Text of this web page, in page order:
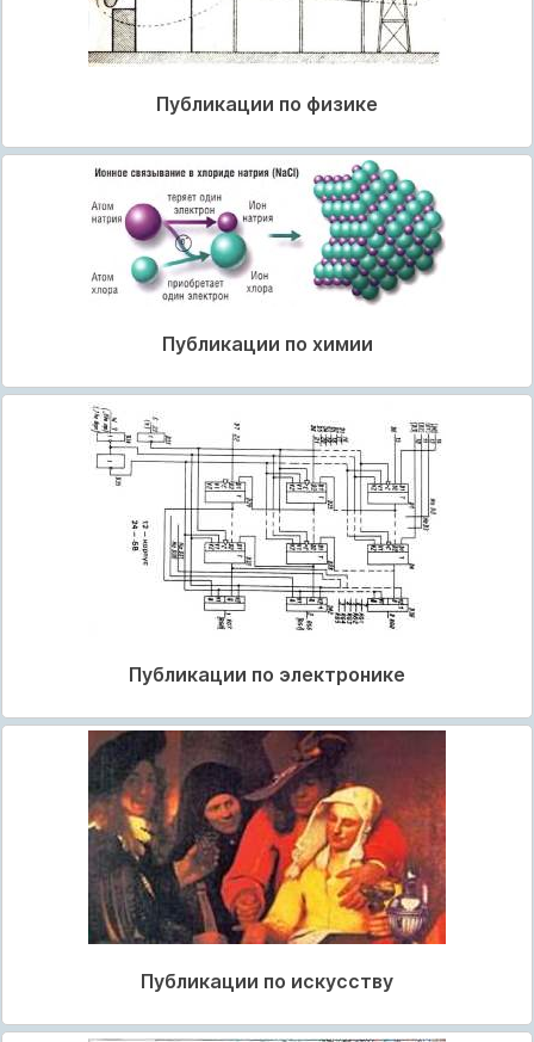
Публикации по физике
Публикации по химии
Публикации по электронике
Публикации по искусству